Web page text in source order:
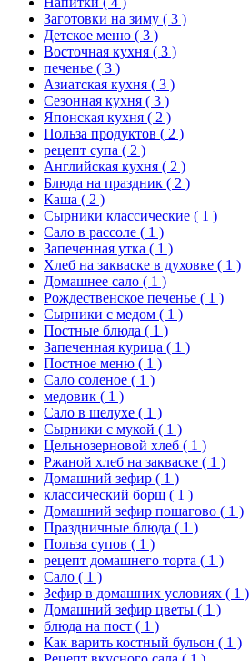
Заготовки на зиму ( 3 )
Детское меню ( 3 )
Восточная кухня ( 3 )
печенье ( 3 )
Азиатская кухня ( 3 )
Сезонная кухня ( 3 )
Японская кухня ( 2 )
Польза продуктов ( 2 )
рецепт супа ( 2 )
Английская кухня ( 2 )
Блюда на праздник ( 2 )
Каша ( 2 )
Сырники классические ( 1 )
Сало в рассоле ( 1 )
Запеченная утка ( 1 )
Хлеб на закваске в духовке ( 1 )
Домашнее сало ( 1 )
Рождественское печенье ( 1 )
Сырники с медом ( 1 )
Постные блюда ( 1 )
Запеченная курица ( 1 )
Постное меню ( 1 )
Сало соленое ( 1 )
медовик ( 1 )
Сало в шелухе ( 1 )
Сырники с мукой ( 1 )
Цельнозерновой хлеб ( 1 )
Ржаной хлеб на закваске ( 1 )
Домашний зефир ( 1 )
классический борщ ( 1 )
Домашний зефир пошагово ( 1 )
Праздничные блюда ( 1 )
Польза супов ( 1 )
рецепт домашнего торта ( 1 )
Сало ( 1 )
Зефир в домашних условиях ( 1 )
Домашний зефир цветы ( 1 )
блюда на пост ( 1 )
Как варить костный бульон ( 1 )